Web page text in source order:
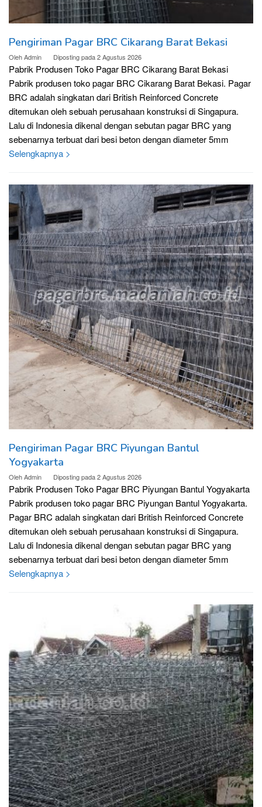
Pengiriman Pagar BRC Cikarang Barat Bekasi
OlehAdmin Diposting pada2 Agustus 2026
Pabrik Produsen Toko Pagar BRC Cikarang Barat Bekasi
Pabrik produsen toko pagar BRC Cikarang Barat Bekasi. Pagar
BRC adalah singkatan dari British Reinforced Concrete
ditemukan oleh sebuah perusahaan konstruksi di Singapura.
Lalu di Indonesia dikenal dengan sebutan pagar BRC yang
sebenarnya terbuat dari besi beton dengan diameter 5mm
Selengkapnya >
Pengiriman Pagar BRC Piyungan Bantul
Yogyakarta
OlehAdmin Diposting pada2 Agustus 2026
Pabrik Produsen Toko Pagar BRC Piyungan Bantul Yogyakarta
Pabrik produsen toko pagar BRC Piyungan Bantul Yogyakarta.
Pagar BRC adalah singkatan dari British Reinforced Concrete
ditemukan oleh sebuah perusahaan konstruksi di Singapura.
Lalu di Indonesia dikenal dengan sebutan pagar BRC yang
sebenarnya terbuat dari besi beton dengan diameter 5mm
Selengkapnya >